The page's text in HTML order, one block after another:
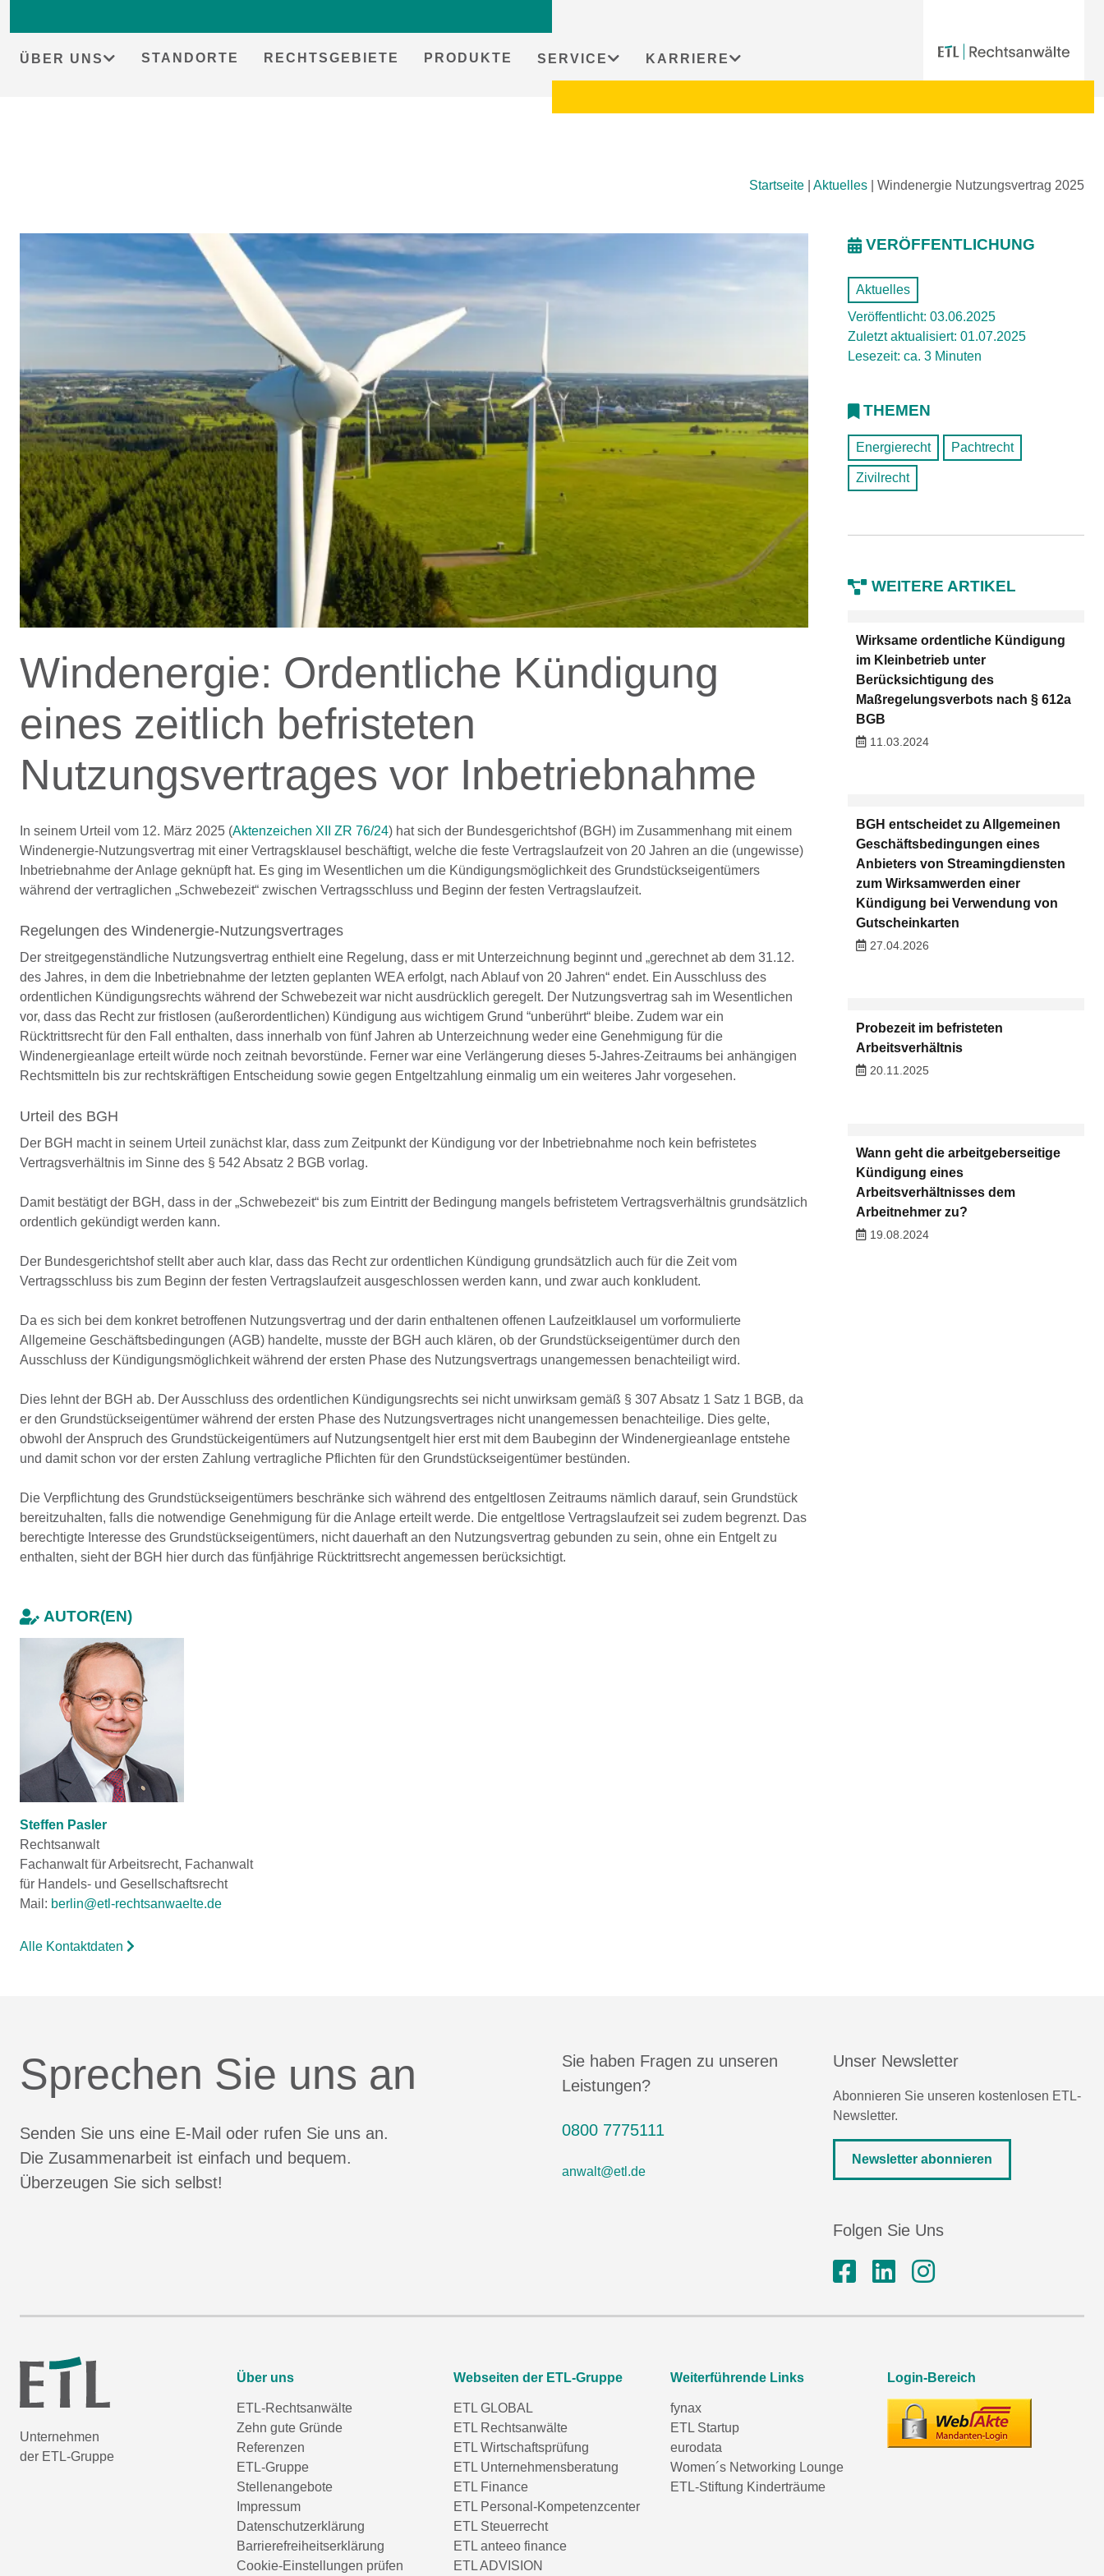
ÜBER UNS STANDORTE RECHTSGEBIETE PRODUKTE SERVICE KARRIERE
Startseite Aktuelles Windenergie Nutzungsvertrag 2025
Windenergie: Ordentliche Kündigung
eines zeitlich befristeten
Nutzungsvertrages vor Inbetriebnahme
In seinem Urteil vom 12. März 2025 (Aktenzeichen XII ZR 76/24) hat sich der Bundesgerichtshof (BGH) im Zusammenhang mit einem
Windenergie-Nutzungsvertrag mit einer Vertragsklausel beschäftigt, welche die feste Vertragslaufzeit von 20 Jahren an die (ungewisse)
Inbetriebnahme der Anlage geknüpft hat. Es ging im Wesentlichen um die Kündigungsmöglichkeit des Grundstückseigentümers
während der vertraglichen „Schwebezeit“ zwischen Vertragsschluss und Beginn der festen Vertragslaufzeit.
Regelungen des Windenergie-Nutzungsvertrages
Der streitgegenständliche Nutzungsvertrag enthielt eine Regelung, dass er mit Unterzeichnung beginnt und „gerechnet ab dem 31.12.
des Jahres, in dem die Inbetriebnahme der letzten geplanten WEA erfolgt, nach Ablauf von 20 Jahren“ endet. Ein Ausschluss des
ordentlichen Kündigungsrechts während der Schwebezeit war nicht ausdrücklich geregelt. Der Nutzungsvertrag sah im Wesentlichen
vor, dass das Recht zur fristlosen (außerordentlichen) Kündigung aus wichtigem Grund “unberührt“ bleibe. Zudem war ein
Rücktrittsrecht für den Fall enthalten, dass innerhalb von fünf Jahren ab Unterzeichnung weder eine Genehmigung für die
Windenergieanlage erteilt würde noch zeitnah bevorstünde. Ferner war eine Verlängerung dieses 5-Jahres-Zeitraums bei anhängigen
Rechtsmitteln bis zur rechtskräftigen Entscheidung sowie gegen Entgeltzahlung einmalig um ein weiteres Jahr vorgesehen.
Urteil des BGH
Der BGH macht in seinem Urteil zunächst klar, dass zum Zeitpunkt der Kündigung vor der Inbetriebnahme noch kein befristetes
Vertragsverhältnis im Sinne des § 542 Absatz 2 BGB vorlag.
Damit bestätigt der BGH, dass in der „Schwebezeit“ bis zum Eintritt der Bedingung mangels befristetem Vertragsverhältnis grundsätzlich
ordentlich gekündigt werden kann.
Der Bundesgerichtshof stellt aber auch klar, dass das Recht zur ordentlichen Kündigung grundsätzlich auch für die Zeit vom
Vertragsschluss bis zum Beginn der festen Vertragslaufzeit ausgeschlossen werden kann, und zwar auch konkludent.
Da es sich bei dem konkret betroffenen Nutzungsvertrag und der darin enthaltenen offenen Laufzeitklausel um vorformulierte
Allgemeine Geschäftsbedingungen (AGB) handelte, musste der BGH auch klären, ob der Grundstückseigentümer durch den
Ausschluss der Kündigungsmöglichkeit während der ersten Phase des Nutzungsvertrags unangemessen benachteiligt wird.
Dies lehnt der BGH ab. Der Ausschluss des ordentlichen Kündigungsrechts sei nicht unwirksam gemäß § 307 Absatz 1 Satz 1 BGB, da
er den Grundstückseigentümer während der ersten Phase des Nutzungsvertrages nicht unangemessen benachteilige. Dies gelte,
obwohl der Anspruch des Grundstückeigentümers auf Nutzungsentgelt hier erst mit dem Baubeginn der Windenergieanlage entstehe
und damit schon vor der ersten Zahlung vertragliche Pflichten für den Grundstückseigentümer bestünden.
Die Verpflichtung des Grundstückseigentümers beschränke sich während des entgeltlosen Zeitraums nämlich darauf, sein Grundstück
bereitzuhalten, falls die notwendige Genehmigung für die Anlage erteilt werde. Die entgeltlose Vertragslaufzeit sei zudem begrenzt. Das
berechtigte Interesse des Grundstückseigentümers, nicht dauerhaft an den Nutzungsvertrag gebunden zu sein, ohne ein Entgelt zu
enthalten, sieht der BGH hier durch das fünfjährige Rücktrittsrecht angemessen berücksichtigt.
AUTOR(EN)
Steffen Pasler
Rechtsanwalt
Fachanwalt für Arbeitsrecht, Fachanwalt
für Handels- und Gesellschaftsrecht
Mail: berlin@etl-rechtsanwaelte.de
Alle Kontaktdaten
VERÖFFENTLICHUNG
Aktuelles
Veröffentlicht: 03.06.2025
Zuletzt aktualisiert: 01.07.2025
Lesezeit: ca. 3 Minuten
THEMEN
Energierecht Pachtrecht
Zivilrecht
WEITERE ARTIKEL
Wirksame ordentliche Kündigung
im Kleinbetrieb unter
Berücksichtigung des
Maßregelungsverbots nach § 612a
BGB
11.03.2024
BGH entscheidet zu Allgemeinen
Geschäftsbedingungen eines
Anbieters von Streamingdiensten
zum Wirksamwerden einer
Kündigung bei Verwendung von
Gutscheinkarten
27.04.2026
Probezeit im befristeten
Arbeitsverhältnis
20.11.2025
Wann geht die arbeitgeberseitige
Kündigung eines
Arbeitsverhältnisses dem
Arbeitnehmer zu?
19.08.2024
Sprechen Sie uns an
Senden Sie uns eine E-Mail oder rufen Sie uns an.
Die Zusammenarbeit ist einfach und bequem.
Überzeugen Sie sich selbst!
Sie haben Fragen zu unseren
Leistungen?
0800 7775111
anwalt@etl.de
Unser Newsletter
Abonnieren Sie unseren kostenlosen ETL-
Newsletter.
Newsletter abonnieren
Folgen Sie Uns
Unternehmen
der ETL-Gruppe
Über uns
ETL-Rechtsanwälte
Zehn gute Gründe
Referenzen
ETL-Gruppe
Stellenangebote
Impressum
Datenschutzerklärung
Barrierefreiheitserklärung
Cookie-Einstellungen prüfen
Webseiten der ETL-Gruppe
ETL GLOBAL
ETL Rechtsanwälte
ETL Wirtschaftsprüfung
ETL Unternehmensberatung
ETL Finance
ETL Personal-Kompetenzcenter
ETL Steuerrecht
ETL anteeo finance
ETL ADVISION
Weiterführende Links
fynax
ETL Startup
eurodata
Women´s Networking Lounge
ETL-Stiftung Kinderträume
Login-Bereich